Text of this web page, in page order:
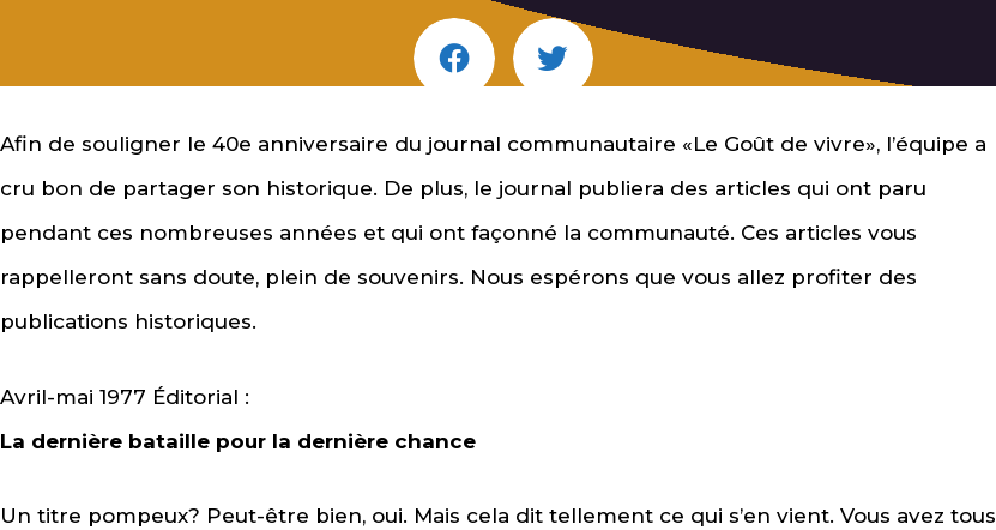
Afin de souligner le 40e anniversaire du journal communautaire «Le Goût de vivre», l’équipe a
cru bon de partager son historique. De plus, le journal publiera des articles qui ont paru
pendant ces nombreuses années et qui ont façonné la communauté. Ces articles vous
rappelleront sans doute, plein de souvenirs. Nous espérons que vous allez profiter des
publications historiques.
Avril-mai 1977 Éditorial :
La dernière bataille pour la dernière chance
Un titre pompeux? Peut-être bien, oui. Mais cela dit tellement ce qui s’en vient. Vous avez tous